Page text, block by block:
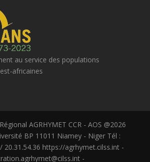
au service des populations
africaines
AGRHYMET CCR - AOS @2026
BP 11011 Niamey - Niger Tél :
20.31.54.36 https://agrhymet.cilss.int -
-